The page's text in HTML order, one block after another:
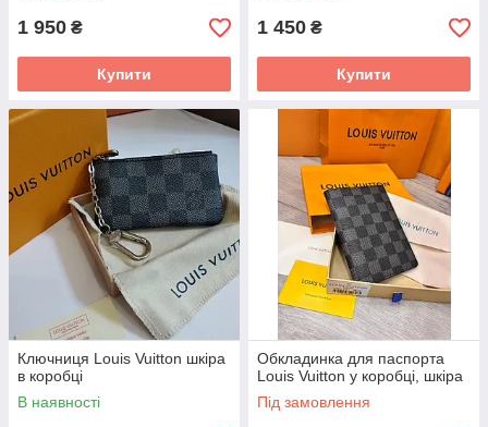
1 950 ₴
Купити
1 450 ₴
Купити
Ключниця Louis Vuitton шкіра
в коробці
В наявності
Обкладинка для паспорта
Louis Vuitton у коробці, шкіра
Під замовлення